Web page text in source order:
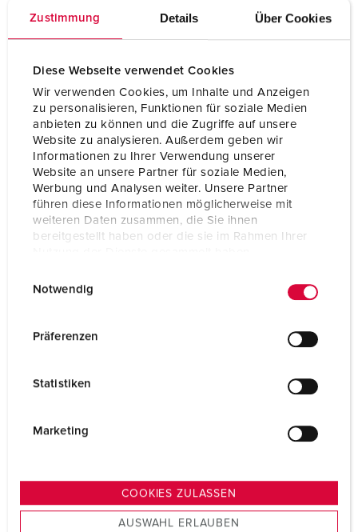
Zustimmung Details Über Cookies
Diese Webseite verwendet Cookies
Wir verwenden Cookies, um Inhalte und Anzeigen
zu personalisieren, Funktionen für soziale Medien
anbieten zu können und die Zugriffe auf unsere
Website zu analysieren. Außerdem geben wir
Informationen zu Ihrer Verwendung unserer
Website an unsere Partner für soziale Medien,
Werbung und Analysen weiter. Unsere Partner
führen diese Informationen möglicherweise mit
weiteren Daten zusammen, die Sie ihnen
bereitgestellt haben oder die sie im Rahmen Ihrer
s
Notwendig
Präferenzen
Statistiken
Marketing
COOKIES ZULASSEN
AUSWAHL ERLAUBEN
Indice de protection
Pôles 5 p
Volt 400 V
VERS LE PRODUIT